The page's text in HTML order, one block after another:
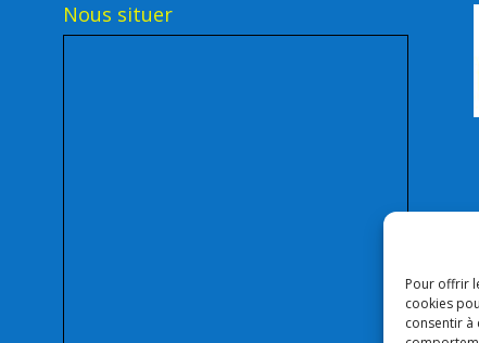
Pour offrir
cookies
consentir à
Nous situer